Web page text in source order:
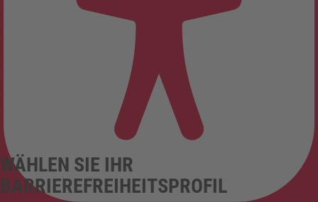
WÄHLEN SIE IHR
BARRIEREFREIHEITSPROFIL